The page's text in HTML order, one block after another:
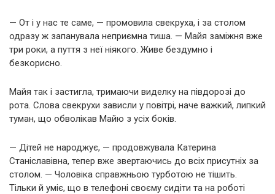
— От і у нас те саме, — промовила свекруха, і за столом
одразу ж запанувала неприємна тиша. — Майя заміжня вже
три роки, а пуття з неї ніякого. Живе бездумно і
безкорисно.
Майя так і застигла, тримаючи виделку на півдорозі до
рота. Слова свекрухи зависли у повітрі, наче важкий, липкий
туман, що обволікав Майю з усіх боків.
— Дітей не народжує, — продовжувала Катерина
Станіславівна, тепер вже звертаючись до всіх присутніх за
столом. — Чоловіка справжньою турботою не тішить.
Тільки й уміє, що в телефоні своєму сидіти та на роботі